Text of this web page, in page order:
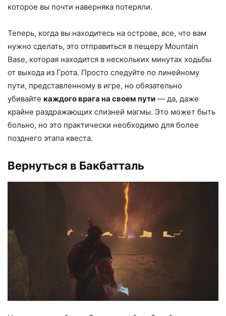
которое вы почти наверняка потеряли.
Теперь, когда вы находитесь на острове, все, что вам
нужно сделать, это отправиться в пещеру Mountain
Base, которая находится в нескольких минутах ходьбы
от выхода из Грота. Просто следуйте по линейному
пути, представленному в игре, но обязательно
убивайте каждого врага на своем пути — да, даже
крайне раздражающих слизней магмы. Это может быть
больно, но это практически необходимо для более
позднего этапа квеста.
Вернуться в Бакбатталь